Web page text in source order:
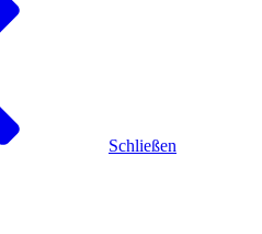
Schließen